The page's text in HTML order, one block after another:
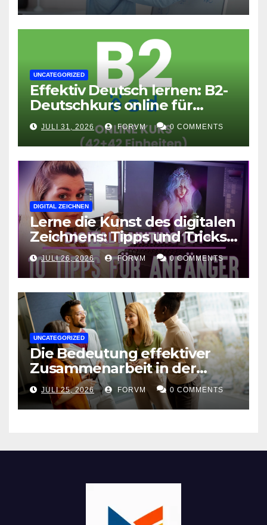
UNCATEGORIZED
Effektiv Deutsch lernen: B2-
Deutschkurs online für
Fortgeschrittene
JULI 31, 2026 FORVM 0 COMMENTS
DIGITAL ZEICHNEN
Lerne die Kunst des digitalen
Zeichnens: Tipps und Tricks
für kreative Ausdruckskunst
JULI 26, 2026 FORVM 0 COMMENTS
UNCATEGORIZED
Die Bedeutung effektiver
Zusammenarbeit in der
Arbeitswelt
JULI 25, 2026 FORVM 0 COMMENTS